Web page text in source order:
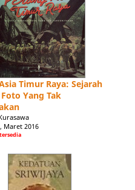
Timur Raya: Sejarah
Yang Tak
Maret 2016